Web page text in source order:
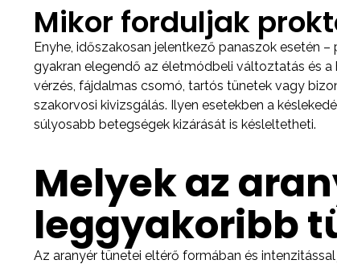
Mikor forduljak
Enyhe, időszakosan jelentkező panaszok esetén
gyakran elegendő az életmódbeli változtatás és
vérzés, fájdalmas csomó, tartós tünetek vagy
szakorvosi kivizsgálás. Ilyen esetekben a
súlyosabb betegségek kizárását is késleltetheti.
Melyek az
leggyakoribb
Az aranyér tünetei eltérő formában és